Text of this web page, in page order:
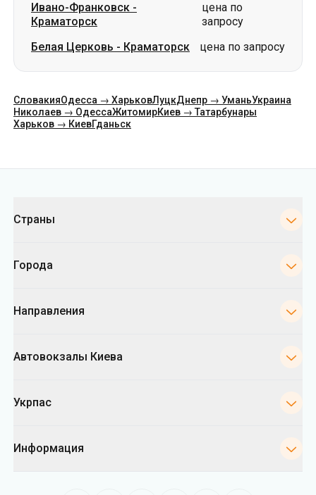
Ивано-Франковск -
Краматорск
цена по
запросу
Белая Церковь - Краматорск цена по запросу
СловакияОдесса → ХарьковЛуцкДнепр → УманьУкраина
Николаев → ОдессаЖитомирКиев → Татарбунары
Харьков → КиевГданьск
Страны
Города
Направления
Автовокзалы Киева
Укрпас
Информация